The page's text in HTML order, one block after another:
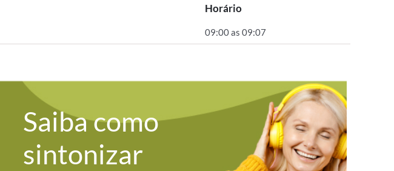
Horário
09:00 as 09:07
Saiba como
sintonizar